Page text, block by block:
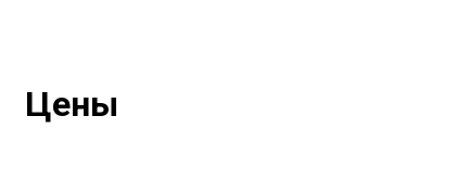
Цены